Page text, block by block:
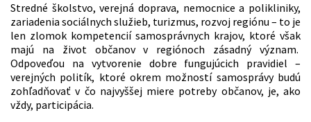
Stredné školstvo, verejná doprava, nemocnice a polikliniky,
zariadenia sociálnych služieb, turizmus, rozvoj regiónu – to je
len zlomok kompetencií samosprávnych krajov, ktoré však
majú na život občanov v regiónoch zásadný význam.
Odpoveďou na vytvorenie dobre fungujúcich pravidiel –
verejných politík, ktoré okrem možností samosprávy budú
zohľadňovať v čo najvyššej miere potreby občanov, je, ako
vždy, participácia.